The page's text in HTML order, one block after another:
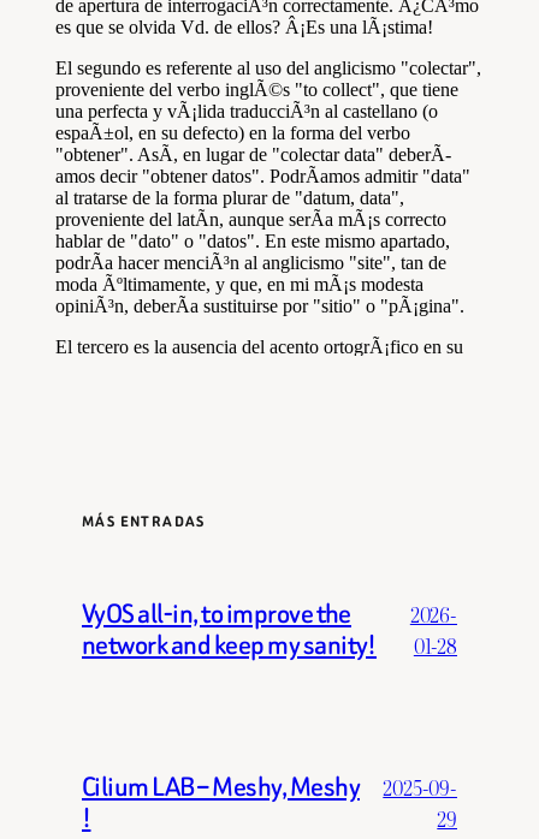
MÁS ENTRADAS
VyOS all-in, to improve the
network and keep my sanity!
2026-
01-28
Cilium LAB – Meshy, Meshy
!
2025-09-
29